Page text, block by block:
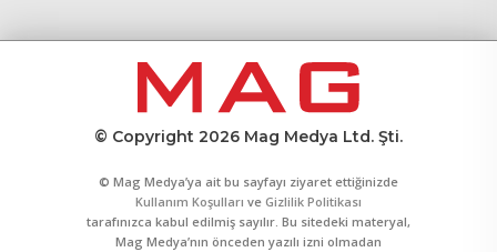
© Copyright 2026 Mag Medya Ltd. Şti.
© Mag Medya’ya ait bu sayfayı ziyaret ettiğinizde
Kullanım Koşulları ve Gizlilik Politikası
tarafınızca kabul edilmiş sayılır. Bu sitedeki materyal,
Mag Medya’nın önceden yazılı izni olmadan